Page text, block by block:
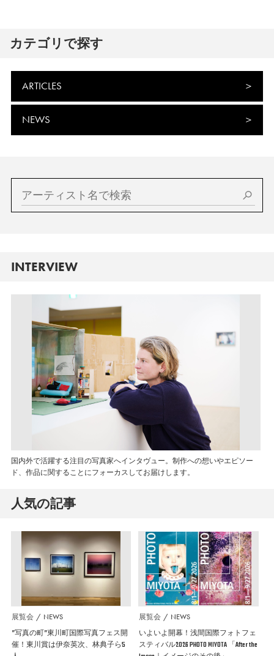
カテゴリで探す
ARTICLES
NEWS
INTERVIEW
国内外で活躍する注目の写真家へインタヴュー。制作への想いやエピソー
ド、作品に関することにフォーカスしてお届けします。
人気の記事
展覧会 NEWS
”写真の町”東川町国際写真フェス開
催！東川賞は伊奈英次、林典子ら5
展覧会 NEWS
いよいよ開幕！浅間国際フォトフェ
スティバル2026 PHOTO MIYOTA 「After the